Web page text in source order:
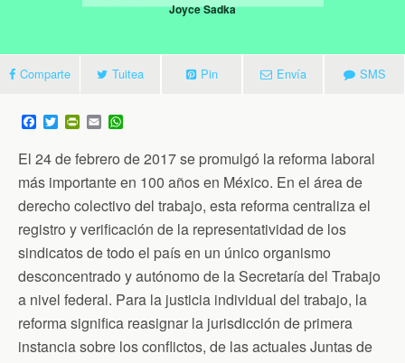
Joyce Sadka
Comparte Tuitea Pin Envía SMS
F
a
c
e
b
o
o
k
T
w
i
t
t
e
r
P
n
t
F
r
i
e
n
l
y
E
m
i
l
a
t
s
A
p
p
El 24 de febrero de 2017 se promulgó la reforma laboral
más importante en 100 años en México. En el área de
derecho colectivo del trabajo, esta reforma centraliza el
registro y verificación de la representatividad de los
sindicatos de todo el país en un único organismo
desconcentrado y autónomo de la Secretaría del Trabajo
a nivel federal. Para la justicia individual del trabajo, la
reforma significa reasignar la jurisdicción de primera
instancia sobre los conflictos, de las actuales Juntas de